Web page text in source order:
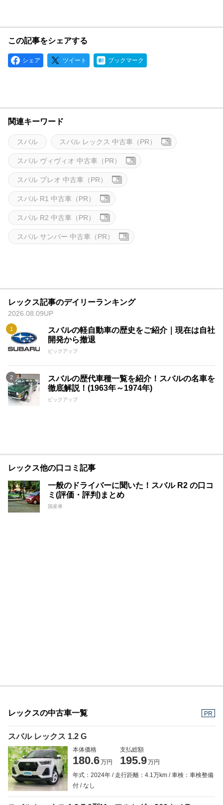
この記事をシェアする
シェア ツイート ブックマーク
関連キーワード
スバル スバル レックス 中古車（PR）
スバル ヴィヴィオ 中古車（PR）
スバル プレオ 中古車（PR）
スバル R1 中古車（PR）
スバル R2 中古車（PR）
スバル サンバー 中古車（PR）
レックス記事のデイリーランキング
2026.08.09UP
スバルの軽自動車の歴史をご紹介｜現在は自社
開発から撤退
ピックアップ
スバルの歴代車種一覧を紹介！スバルの名車を
徹底解説！(1963年～1974年)
ピックアップ
レックス他の口コミ記事
一般のドライバーに聞いた！スバル R2 の口コ
ミ(評価・評判)まとめ
国産車
レックスの中古車一覧 PR
スバル レックス 1.2 G
本体価格
180.6万円
支払総額
195.9万円
年式：2024年
走行距離：4.1万km
車検：車検整備
付
なし